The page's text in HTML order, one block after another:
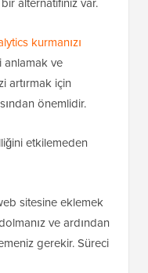
kurmanızı
anlamak ve
artırmak için
önemlidir.
etkilemeden
sitesine eklemek
ve ardından
gerekir. Süreci